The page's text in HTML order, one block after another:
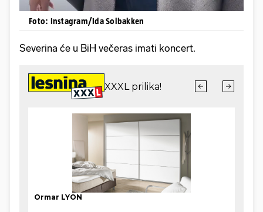
Foto: Instagram/Ida Solbakken
Severina će u BiH večeras imati koncert.